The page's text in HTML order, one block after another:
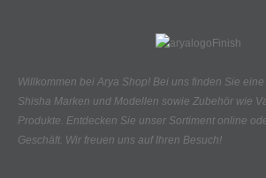
Willkommen bei Arya Shop! Bei uns finden Sie
Shisha Marken und Modellen sowie Zubehör wie
Produkte. Entdecken Sie unser Sortiment online
Geschäft. Wir freuen uns auf Ihren Besuch!